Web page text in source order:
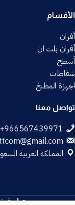
الأقسام
أفران
أفران بلت ان
أسطح
شفاطات
اجهزة المطبخ
تواصل معنا
المملكة العربية
جميع